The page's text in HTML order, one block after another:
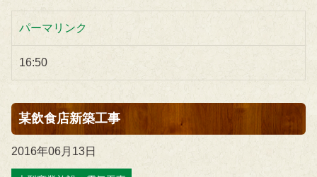
パーマリンク
16:50
某飲食店新築工事
2016年06月13日